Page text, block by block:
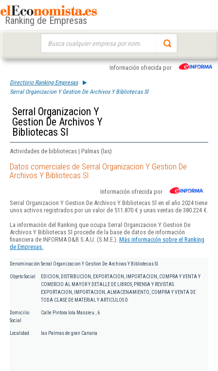
Ranking de Empresas
Información ofrecida por
Directorio Ranking Empresas
Serral Organizacion Y Gestion De Archivos Y Bibliotecas Sl
Serral Organizacion Y
Gestion De Archivos Y
Bibliotecas Sl
Actividades de bibliotecas | Palmas (las)
Datos comerciales de Serral Organizacion Y Gestion De
Archivos Y Bibliotecas Sl
Información ofrecida por
Serral Organizacion Y Gestion De Archivos Y Bibliotecas Sl en el año 2024 tiene
unos activos registrados por un valor de 511.870 € y unas ventas de 380.224 €.
La información del Ranking que ocupa Serral Organizacion Y Gestion De
Archivos Y Bibliotecas Sl procede de la base de datos de información
financiera de INFORMA D&B S.A.U. (S.M.E.). Más información sobre el Ranking
de Empresas.
Denominación Serral Organizacion Y Gestion De Archivos Y Bibliotecas Sl
Objeto Social
EDICION, DISTRIBUCION, EXPORTACION, IMPORTACION, COMPRA Y VENTA Y
COMERCIO AL MAYOR Y DETALLE DE LIBROS, PRENSA Y REVISTAS.
EXPORTACION, IMPORTACION, ALMACENAMIENTO, COMPRA Y VENTA DE
TODA CLASE DE MATERIAL Y ARTICULOS D
Domicilio
Social
Calle Pintora lola Massieu , 6
Localidad las Palmas de gran Canaria